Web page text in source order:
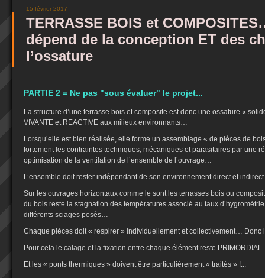
15 février 2017
TERRASSE BOIS et
dépend de la conception ET des
l’ossature
PARTIE 2 = Ne pas "sous évaluer" le projet...
La structure d’une terrasse bois et composite est donc une ossature «
VIVANTE et REACTIVE aux milieux environnants…
Lorsqu’elle est bien réalisée, elle forme un assemblage « de pièces de
fortement les contraintes techniques, mécaniques et parasitaires par une
optimisation de la ventilation de l’ensemble de l’ouvrage…
L’ensemble doit rester indépendant de son environnement direct et
Sur les ouvrages horizontaux comme le sont les terrasses bois ou
du bois reste la stagnation des températures associé au taux
différents sciages posés…
Chaque pièces doit « respirer » individuellement et collectivement… Donc
Pour cela le calage et la fixation entre chaque élément reste PRIMORDIAL
Et les « ponts thermiques » doivent être particulièrement « traités » !...